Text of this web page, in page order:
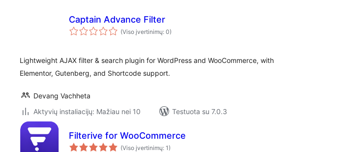
Captain Advance Filter
(Viso įvertinimų: 0)
Lightweight AJAX filter & search plugin for WordPress and WooCommerce, with
Elementor, Gutenberg, and Shortcode support.
Devang Vachheta
Aktyvių instaliacijų: Mažiau nei 10
Testuota su 7.0.3
Filterive for WooCommerce
(Viso įvertinimų: 1)